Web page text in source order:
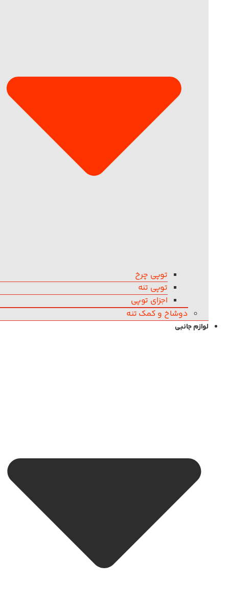
توپی چرخ
توپی تنه
اجزای توپی
دوشاخ و کمک تنه
لوازم جانبی